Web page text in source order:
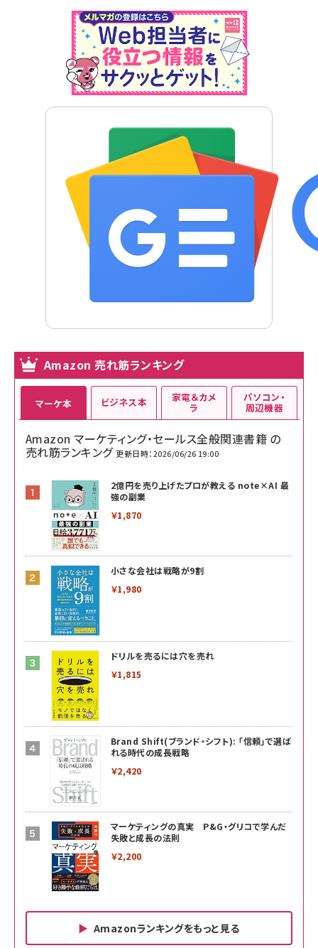
Amazon 売れ筋ランキング
マーケ本
Amazon マーケティング・セールス全般関連書籍 の
売れ筋ランキング 更新日時：2026/06/26 19:00
2億円を売り上げたプロが教える note×AI 最
強の副業
￥1,870
小さな会社は戦略が9割
￥1,980
ドリルを売るには穴を売れ
￥1,815
Brand Shift(ブランド・シフト): 「信頼」で選ば
れる時代の成長戦略
￥2,420
マーケティングの真実 P&G・グリコで学んだ
失敗と成長の法則
￥2,200
Amazonランキングをもっと見る
ビジネス本 家電＆カメ
ラ
パソコン・
周辺機器